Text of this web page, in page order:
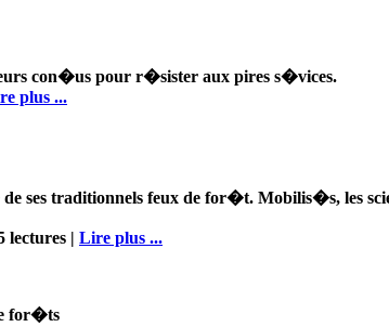
con�us pour r�sister aux pires s�vices.
plus ...
ses traditionnels feux de for�t. Mobilis�s, les
lectures | Lire plus ...
for�ts